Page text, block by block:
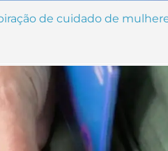
de cuidado de